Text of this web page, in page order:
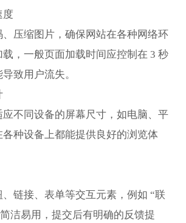
度
压缩图片，确保网站在各种网络环
，一般页面加载时间应控制在 3 秒
致用户流失。
不同设备的屏幕尺寸，如电脑、平
种设备上都能提供良好的浏览体
链接、表单等交互元素，例如 “联
洁易用，提交后有明确的反馈提